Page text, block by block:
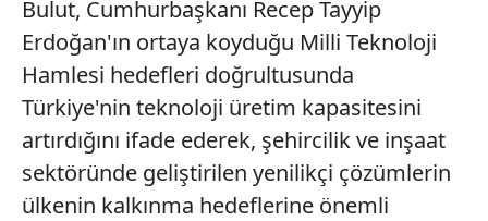
Bulut, Cumhurbaşkanı Recep Tayyip
Erdoğan'ın ortaya koyduğu Milli Teknoloji
Hamlesi hedefleri doğrultusunda
Türkiye'nin teknoloji üretim kapasitesini
artırdığını ifade ederek, şehircilik ve inşaat
sektöründe geliştirilen yenilikçi çözümlerin
ülkenin kalkınma hedeflerine önemli